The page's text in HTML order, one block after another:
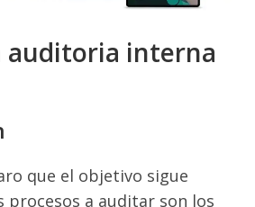
auditoria interna
que el objetivo sigue
procesos a auditar son los